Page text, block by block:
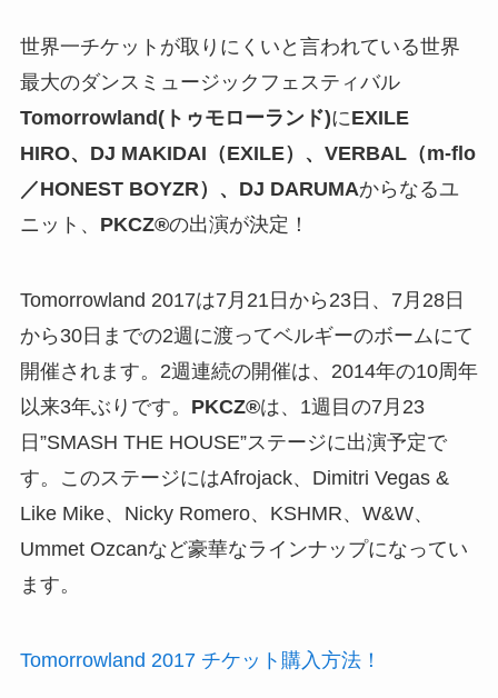
世界一チケットが取りにくいと言われている世界
最大のダンスミュージックフェスティバル
Tomorrowland(トゥモローランド)にEXILE
HIRO、DJ MAKIDAI（EXILE）、VERBAL（m-flo
／HONEST BOYZR）、DJ DARUMAからなるユ
ニット、 PKCZ®の出演が決定！
Tomorrowland 2017は7月21日から23日、7月28日
から30日までの2週に渡ってベルギーのボームにて
開催されます。2週連続の開催は、2014年の10周年
以来3年ぶりです。 PKCZ®は、1週目の7月23
日”SMASH THE HOUSE”ステージに出演予定で
す。このステージにはAfrojack、Dimitri Vegas &
Like Mike、Nicky Romero、KSHMR、W&W、
Ummet Ozcanなど豪華なラインナップになってい
ます。
Tomorrowland 2017 チケット購入方法！